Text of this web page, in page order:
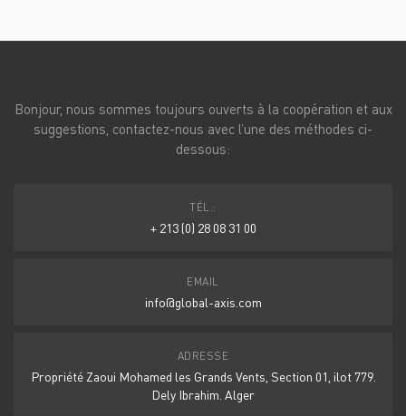
Bonjour, nous sommes toujours ouverts à la coopération et aux
suggestions, contactez-nous avec l’une des méthodes ci-
dessous:
TÉL.:
+ 213 (0) 28 08 31 00
EMAIL
info@global-axis.com
ADRESSE
Propriété Zaoui Mohamed les Grands Vents, Section 01, ilot 779.
Dely Ibrahim. Alger